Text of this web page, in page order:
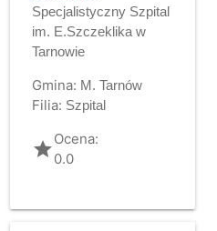
Specjalistyczny Szpital
im. E.Szczeklika w
Tarnowie
Gmina: M. Tarnów
Filia: Szpital
gradeOcena:
0.0